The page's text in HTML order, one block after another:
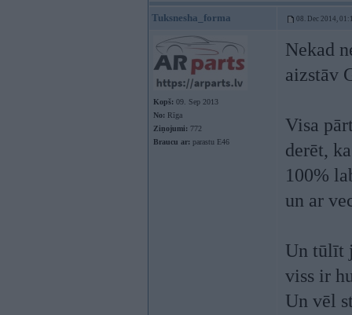
Tuksnesha_forma 08. Dec 2014,
Kopš: 09. Sep 2013
No: Rīga
Ziņojumi: 772
Braucu ar: parastu E46
Nekad
aizstāv
Visa
derēt,
100%
un ar
Un tūlīt
viss ir
Un vēl